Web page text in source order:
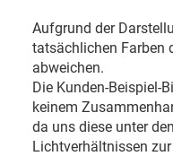
Aufgrund der
tatsächlichen Farben
abweichen.
Die Kunden-Beispiel-
keinem
da uns diese unter
Lichtverhältnissen